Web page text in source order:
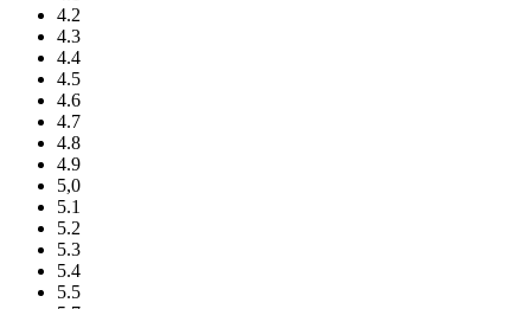
4.2
4.3
4.4
4.5
4.6
4.7
4.8
4.9
5,0
5.1
5.2
5.3
5.4
5.5